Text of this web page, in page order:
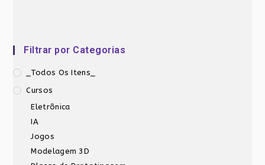
Filtrar por Categorias
_Todos Os Itens_
Cursos
Eletrônica
IA
Jogos
Modelagem 3D